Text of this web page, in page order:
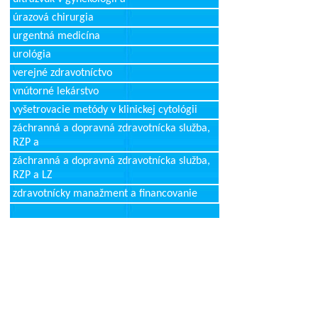
úrazová chirurgia
urgentná medicína
urológia
verejné zdravotníctvo
vnútorné lekárstvo
vyšetrovacie metódy v klinickej cytológii
záchranná a dopravná zdravotnícka služba,
RZP a
záchranná a dopravná zdravotnícka služba,
RZP a LZ
zdravotnícky manažment a financovanie